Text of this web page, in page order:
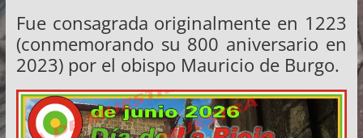
Fue consagrada originalmente en 1223
(conmemorando su 800 aniversario en
2023) por el obispo Mauricio de Burgo.